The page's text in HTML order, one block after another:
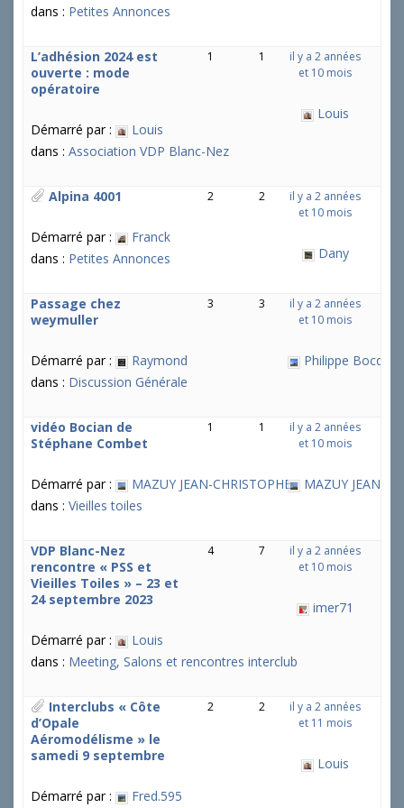
dans : Petites Annonces
L’adhésion 2024 est
ouverte : mode
opératoire
Démarré par :
Louis
dans : Association VDP Blanc-Nez
1 1
il y a 2 années
et 10 mois
Louis
Alpina 4001
Démarré par :
Franck
dans : Petites Annonces
2 2
il y a 2 années
et 10 mois
Dany
Passage chez
weymuller
Démarré par :
Raymond
dans : Discussion Générale
3 3
il y a 2 années
et 10 mois
Philippe
vidéo Bocian de
Stéphane Combet
Démarré par :
MAZUY JEAN-CHRISTOPHE
dans : Vieilles toiles
1 1
il y a 2 années
et 10 mois
MAZUY JEAN-
VDP Blanc-Nez
rencontre « PSS et
Vieilles Toiles » – 23 et
24 septembre 2023
Démarré par :
Louis
dans : Meeting, Salons et rencontres interclub
4 7
il y a 2 années
et 10 mois
imer71
Interclubs « Côte
d’Opale
Aéromodélisme » le
samedi 9 septembre
Démarré par :
Fred.595
2 2
il y a 2 années
et 11 mois
Louis